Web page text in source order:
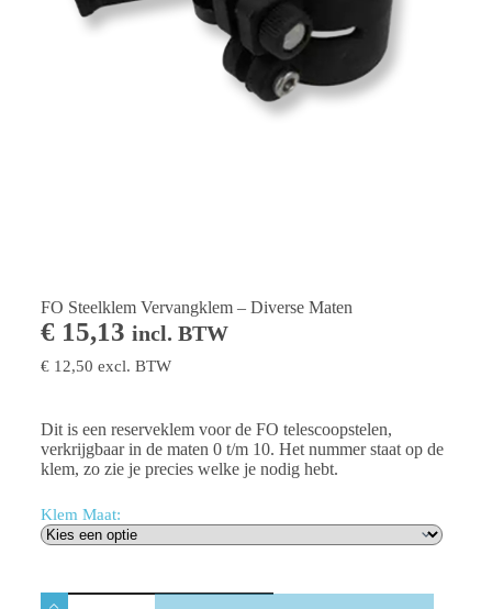
FO Steelklem Vervangklem – Diverse Maten
€15,13 incl. BTW
€12,50 excl. BTW
Dit is een reserveklem voor de FO telescoopstelen,
verkrijgbaar in de maten 0 t/m 10. Het nummer staat op de
klem, zo zie je precies welke je nodig hebt.
Klem Maat: